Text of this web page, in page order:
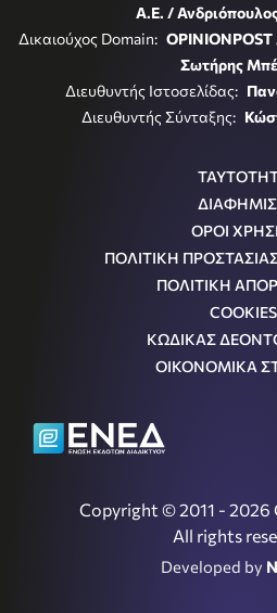
Α.Ε. /
Δικαιούχος Domain: OPINIONPOST
Σωτήρης
Διευθυντής Ιστοσελίδας:
Διευθυντής Σύνταξης:
ΟΡΟΙ
ΠΟΛΙΤΙΚΗ
ΠΟΛΙΤΙΚΗ
COOKIES
ΚΩΔΙΚΑΣ
ΟΙΚΟΝΟΜΙΚΑ
Copyright © 2011 - 2026
All rights
Developed by